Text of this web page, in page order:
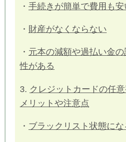
・ 手続きが簡単で費用も安
・ 財産がなくならない
・ 元本の減額や過払い金
性がある
3. クレジットカードの任
メリットや注意点
・ ブラックリスト状態にな